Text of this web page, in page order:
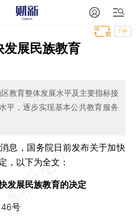
T中
发展民族教育
教育整体发展水平及主要指标接
平，逐步实现基本公共教育服务
，国务院日前发布关于加快
，以下为全文：
发展民族教育的决定
号